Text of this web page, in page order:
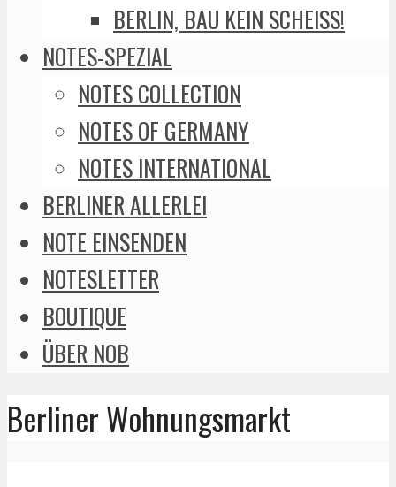
BERLIN, BAU KEIN SCHEISS!
NOTES-SPEZIAL
NOTES COLLECTION
NOTES OF GERMANY
NOTES INTERNATIONAL
BERLINER ALLERLEI
NOTE EINSENDEN
NOTESLETTER
BOUTIQUE
ÜBER NOB
Berliner Wohnungsmarkt